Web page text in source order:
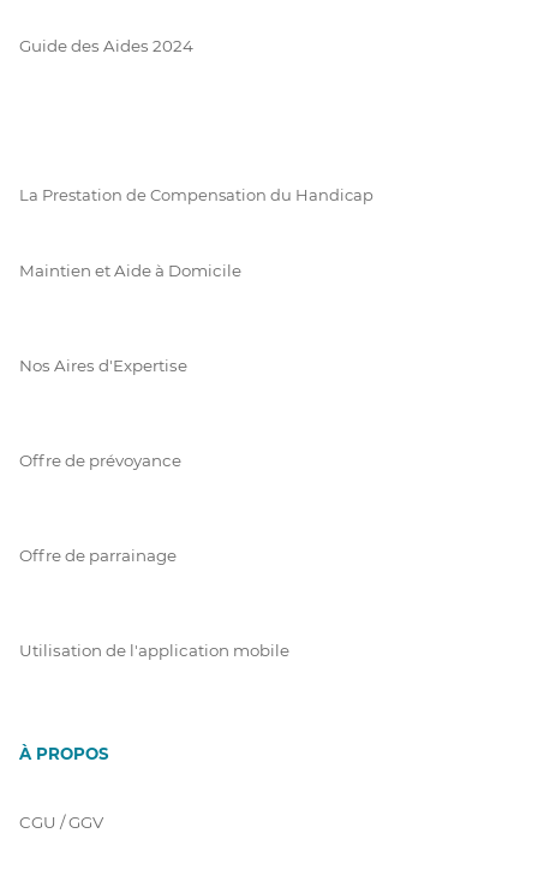
Guide des Aides 2024
La Prestation de Compensation du Handicap
Maintien et Aide à Domicile
Nos Aires d'Expertise
Offre de prévoyance
Offre de parrainage
Utilisation de l'application mobile
À PROPOS
CGU / GGV